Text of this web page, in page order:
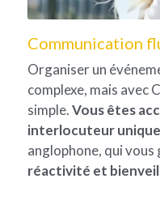
Communication
Organiser un
complexe, mais
simple. Vous êtes
interlocuteur
réactivité et